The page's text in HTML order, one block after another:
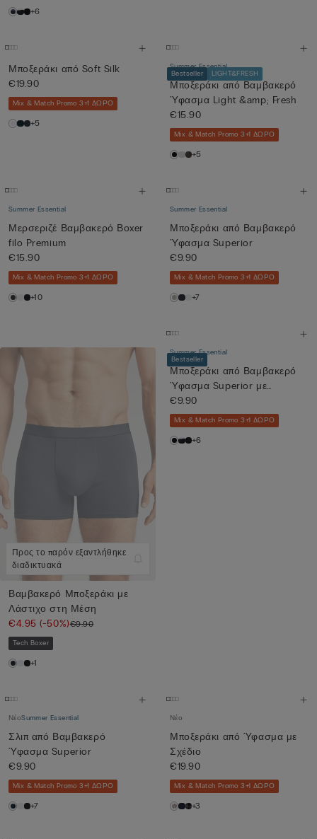
+6
Μποξεράκι από Soft Silk
€19.90
Mix & Match Promo 3+1 ΔΩΡΟ
+5
Bestseller LIGHT&FRESH
Summer Essential
Μποξεράκι από Βαμβακερό
Ύφασμα Light &amp; Fresh
€15.90
Mix & Match Promo 3+1 ΔΩΡΟ
+5
Summer Essential
Μερσεριζέ Βαμβακερό Βοxer
filo Premium
€15.90
Mix & Match Promo 3+1 ΔΩΡΟ
+10
Summer Essential
Μποξεράκι από Βαμβακερό
Ύφασμα Superior
€9.90
Mix & Match Promo 3+1 ΔΩΡΟ
+7
Προς το παρόν εξαντλήθηκε
διαδικτυακά
Βαμβακερό Μποξεράκι με
Λάστιχο στη Μέση
€4.95(-50%)€9.90
Tech Boxer
+1
Bestseller
Summer Essential
Μποξεράκι από Βαμβακερό
Ύφασμα Superior με
Λογότυπ...
€9.90
Mix & Match Promo 3+1 ΔΩΡΟ
+6
ΝέοSummer Essential
Σλιπ από Βαμβακερό
Ύφασμα Superior
€9.90
Mix & Match Promo 3+1 ΔΩΡΟ
+7
Νέο
Μποξεράκι από Ύφασμα με
Σχέδιο
€19.90
Mix & Match Promo 3+1 ΔΩΡΟ
+3